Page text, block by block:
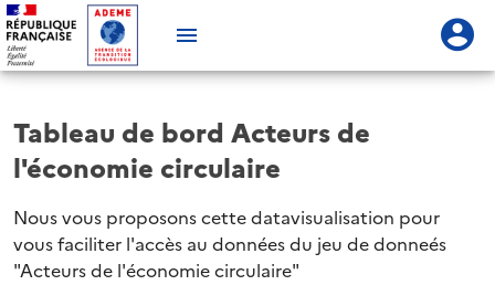
Tableau de bord Acteurs de
l'économie circulaire
Nous vous proposons cette datavisualisation pour
vous faciliter l'accès au données du jeu de donneés
"Acteurs de l'économie circulaire"